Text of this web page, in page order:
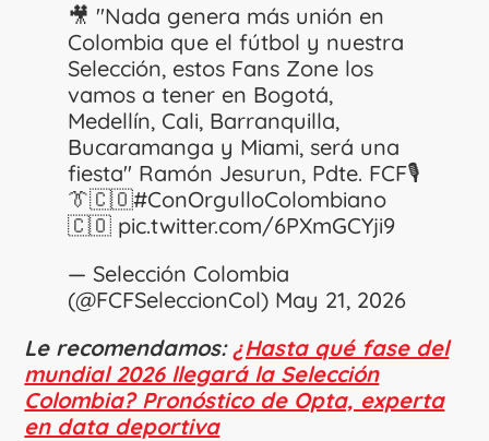
🎥 "Nada genera más unión en
Colombia que el fútbol y nuestra
Selección, estos Fans Zone los
vamos a tener en Bogotá,
Medellín, Cali, Barranquilla,
Bucaramanga y Miami, será una
fiesta" Ramón Jesurun, Pdte. FCF🎙️
👔🇨🇴#ConOrgulloColombiano
🇨🇴 pic.twitter.com/6PXmGCYji9
— Selección Colombia
(@FCFSeleccionCol) May 21, 2026
Le recomendamos: ¿Hasta qué fase del
mundial 2026 llegará la Selección
Colombia? Pronóstico de Opta, experta
en data deportiva